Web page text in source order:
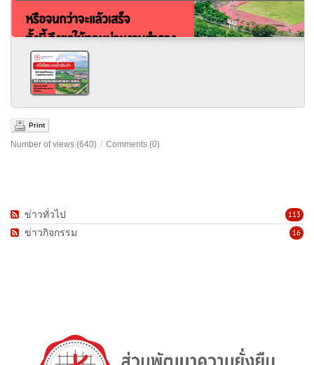
Print
Number of views (640) / Comments (0)
113
ข่าวทั่วไป
16
ข่าวกิจกรรม